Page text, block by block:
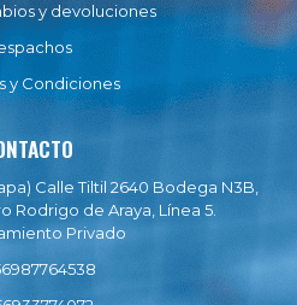
y devoluciones
y Condiciones
Calle Tiltil 2640 Bodega N3B,
Rodrigo de Araya, Línea 5.
Privado